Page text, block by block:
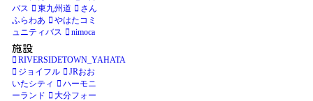
バス
東九州道
さん
ふらわあ
やはたコミ
ュニティバス
nimoca
施設
RIVERSIDETOWN_YAHATA
ジョイフル
JRおお
いたシティ
ハーモニ
ーランド
大分フォー